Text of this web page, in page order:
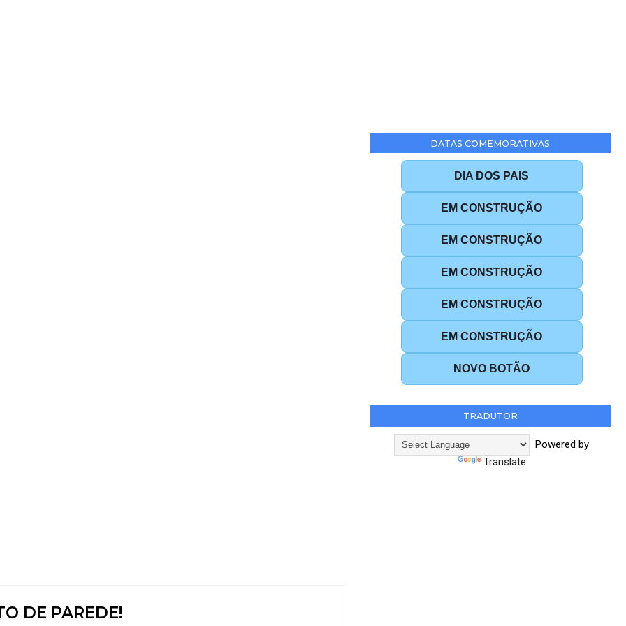
DE PAREDE!
DATAS COMEMORATIVAS
DIA DOS PAIS
EM CONSTRUÇÃO
EM CONSTRUÇÃO
EM CONSTRUÇÃO
EM CONSTRUÇÃO
EM CONSTRUÇÃO
NOVO BOTÃO
TRADUTOR
Powered by
Translate